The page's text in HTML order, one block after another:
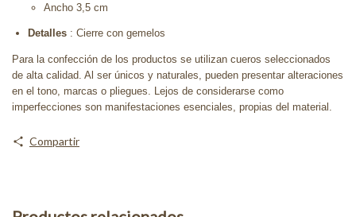
Ancho 3,5 cm
Detalles : Cierre con gemelos
Para la confección de los productos se utilizan cueros seleccionados
de alta calidad. Al ser únicos y naturales, pueden presentar alteraciones
en el tono, marcas o pliegues. Lejos de considerarse como
imperfecciones son manifestaciones esenciales, propias del material.
Compartir